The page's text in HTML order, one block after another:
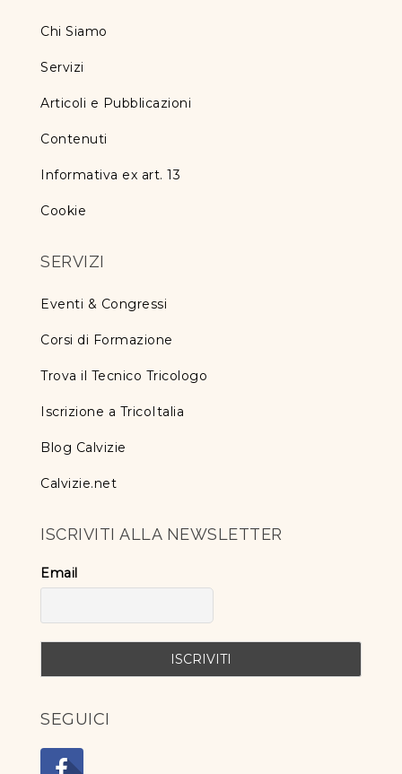
Chi Siamo
Servizi
Articoli e Pubblicazioni
Contenuti
Informativa ex art. 13
Cookie
SERVIZI
Eventi & Congressi
Corsi di Formazione
Trova il Tecnico Tricologo
Iscrizione a TricoItalia
Blog Calvizie
Calvizie.net
ISCRIVITI ALLA NEWSLETTER
Email
SEGUICI